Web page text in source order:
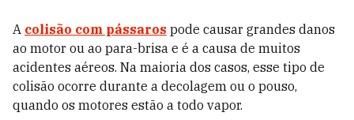
A colisão com pássaros pode causar grandes danos
ao motor ou ao para-brisa e é a causa de muitos
acidentes aéreos. Na maioria dos casos, esse tipo de
colisão ocorre durante a decolagem ou o pouso,
quando os motores estão a todo vapor.